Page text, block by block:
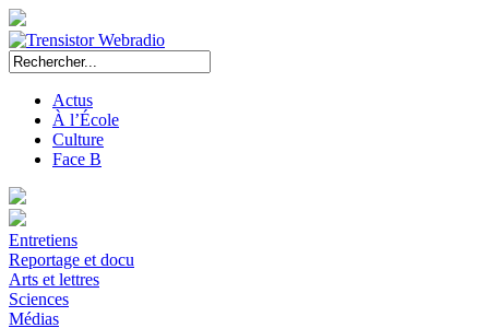
Actus
À l’École
Culture
Face B
Entretiens
Reportage et docu
Arts et lettres
Sciences
Médias